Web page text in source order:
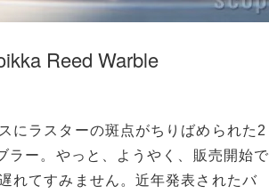
Reed Warble
にラスターの斑点がちりばめられた2
ラー。やっと、ようやく、販売開始で
れてすみません。近年発表されたバ